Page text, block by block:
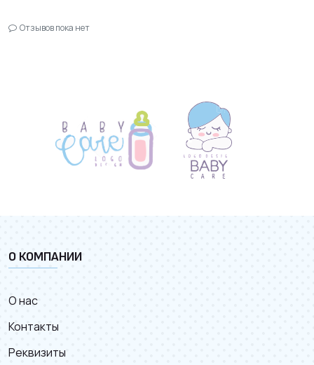
Отзывов пока нет
О КОМПАНИИ
О нас
Контакты
Реквизиты